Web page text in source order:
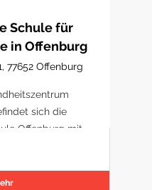
Schule für
in Offenburg
77652 Offenburg
sich die
Offenburg mit